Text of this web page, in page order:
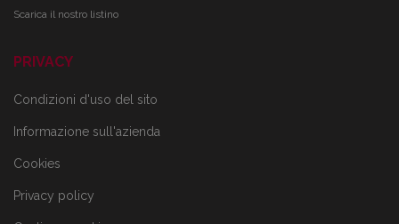
Scarica il nostro listino
PRIVACY
Condizioni d'uso del sito
Informazione sull'azienda
Cookies
Privacy policy